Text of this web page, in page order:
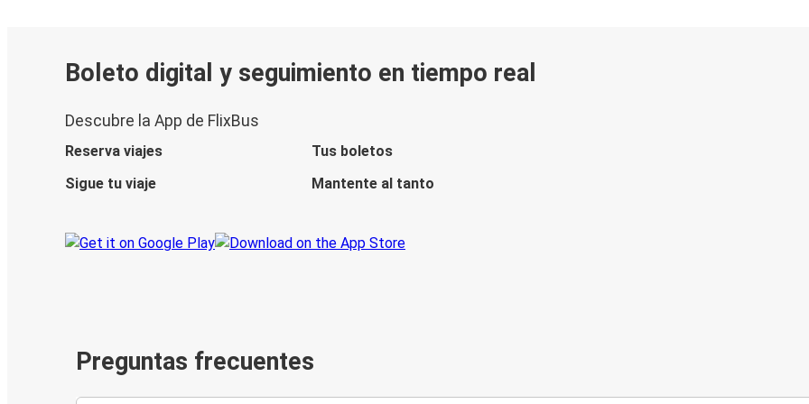
Boleto digital y seguimiento en tiempo real
Descubre la App de FlixBus
Reserva viajes
Tus boletos
Sigue tu viaje
Mantente al tanto
Preguntas frecuentes